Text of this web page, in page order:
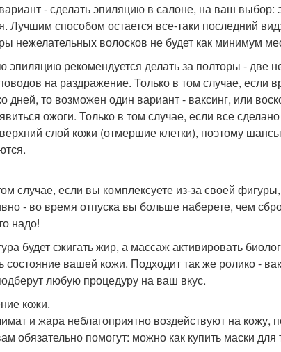
- сделать эпиляцию в салоне, на ваш выбор:
Лучшим способом остается все-таки последний
нежелательных волосков не будет как минимум
эпиляцию рекомендуется делать за полторы - две
на раздражение. Только в том случае, если
дней, то возможен один вариант - ваксинг, или
ожоги. Только в том случае, если все
слой кожи (отмершие клетки), поэтому
случае, если вы комплексуете из-за своей
- во время отпуска вы больше наберете, чем
надо!
будет сжигать жир, а массаж активировать
состояние вашей кожи. Подходит так же ролико -
любую процедуру на ваш вкус.
кожи.
и жара неблагоприятно воздействуют на кожу,
обязательно помогут: можно как купить маски